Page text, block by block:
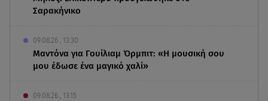
Σαρακήνικο
09.08.26 , 13:30
Μαντόνα για Γουίλιαμ Όρμπιτ: «Η μουσική σου
μου έδωσε ένα μαγικό χαλί»
09.08.26 , 13:15